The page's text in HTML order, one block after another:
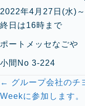
2022年4月27日(水)
終日は16時まで
ポートメッセなご
小間No 3-224
Posts
navigation
← グループ会社のチ
Weekに参加します。